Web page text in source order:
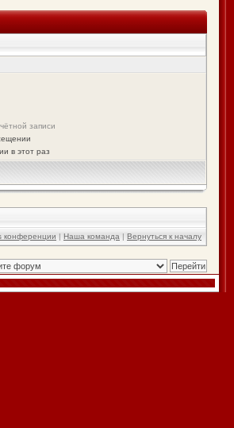
записи
в этот раз
конференции | Наша команда | Вернуться к началу